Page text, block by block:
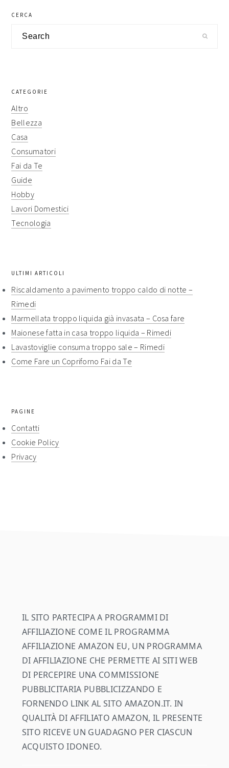
primary
sidebar
CERCA
Search
CATEGORIE
Altro
Bellezza
Casa
Consumatori
Fai da Te
Guide
Hobby
Lavori Domestici
Tecnologia
ULTIMI ARTICOLI
Riscaldamento a pavimento troppo caldo di notte​ –
Rimedi​
Marmellata troppo liquida già invasata​ – Cosa fare​​
Maionese fatta in casa troppo liquida​​ – Rimedi​​
Lavastoviglie consuma troppo sale​ – Rimedi​​
Come Fare un Copriforno Fai da Te
PAGINE
Contatti
Cookie Policy
Privacy
IL SITO PARTECIPA A PROGRAMMI DI
AFFILIAZIONE COME IL PROGRAMMA
AFFILIAZIONE AMAZON EU, UN PROGRAMMA
DI AFFILIAZIONE CHE PERMETTE AI SITI WEB
DI PERCEPIRE UNA COMMISSIONE
PUBBLICITARIA PUBBLICIZZANDO E
FORNENDO LINK AL SITO AMAZON.IT. IN
QUALITÀ DI AFFILIATO AMAZON, IL PRESENTE
SITO RICEVE UN GUADAGNO PER CIASCUN
ACQUISTO IDONEO.